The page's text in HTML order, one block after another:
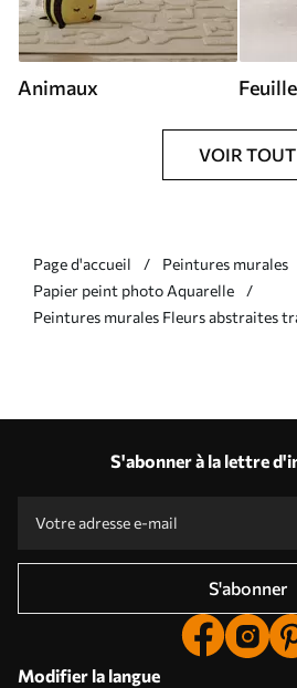
Animaux
VOIR TOUT
Page d'accueil
Peintures murales
Papier peint photo Aquarelle
Peintures murales Fleurs abstraites
S'abonner à la lettre
S'abonner
Modifier la langue